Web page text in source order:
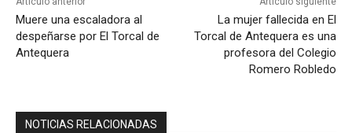
Muere una escaladora al
despeñarse por El Torcal de
Antequera
La mujer fallecida en El
Torcal de Antequera es una
profesora del Colegio
Romero Robledo
NOTICIAS RELACIONADAS